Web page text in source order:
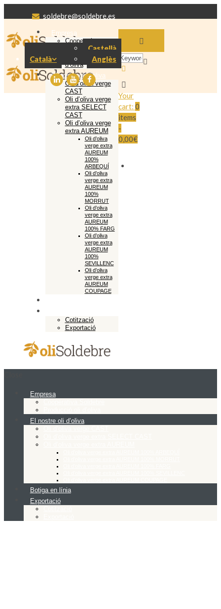
soldebre@soldebre.es
Català
Castellà
Anglès
Empresa
Cooperativa
Soldebre
Producció oli
d’oliva
El nostre oli d’oliva
Oli d’oliva verge
CAST
Oli d’oliva verge
extra SELECT
CAST
Oli d’oliva verge
extra AUREUM
Oli d’oliva
verge extra
AUREUM
100%
ARBEQUÍ
Oli d’oliva
verge extra
AUREUM
100%
MORRUT
Oli d’oliva
verge extra
AUREUM
100% FARG
Oli d’oliva
verge extra
AUREUM
100%
SEVILLENC
Oli d’oliva
verge extra
AUREUM
COUPAGE
Cotització
Exportació
Your
cart: 0
items
-
0,00€
Empresa
El nostre oli d’oliva
Botiga en línia
Exportació